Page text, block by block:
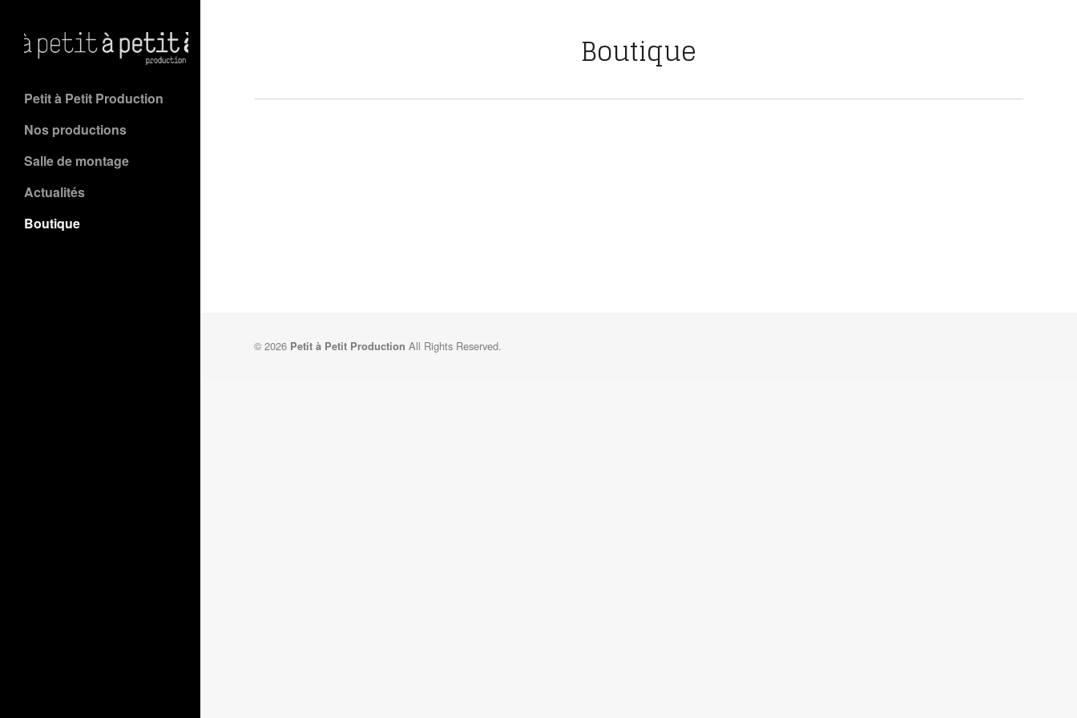
Petit à Petit Production
Nos productions
Salle de montage
Actualités
Boutique
Boutique
© 2026 Petit à Petit Production All Rights Reserved.